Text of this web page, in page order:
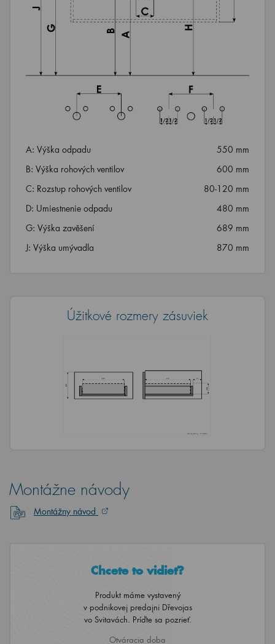
A: Výška odpadu
550 mm
B: Výška rohových ventilov
600 mm
C: Rozstup rohových ventilov
80-120 mm
D: Umiestnenie odpadu
480 mm
G: Výška zavěšení
689 mm
J: Výška umývadla
870 mm
Úžitkové rozmery zásuviek
Montážne návody
Montážny návod
Chcete to vidieť?
Produkt máme vystavený
v podnikovej predajni Dřevojas
vo Svitavách. Príďte sa pozrieť.
Otváracia doba